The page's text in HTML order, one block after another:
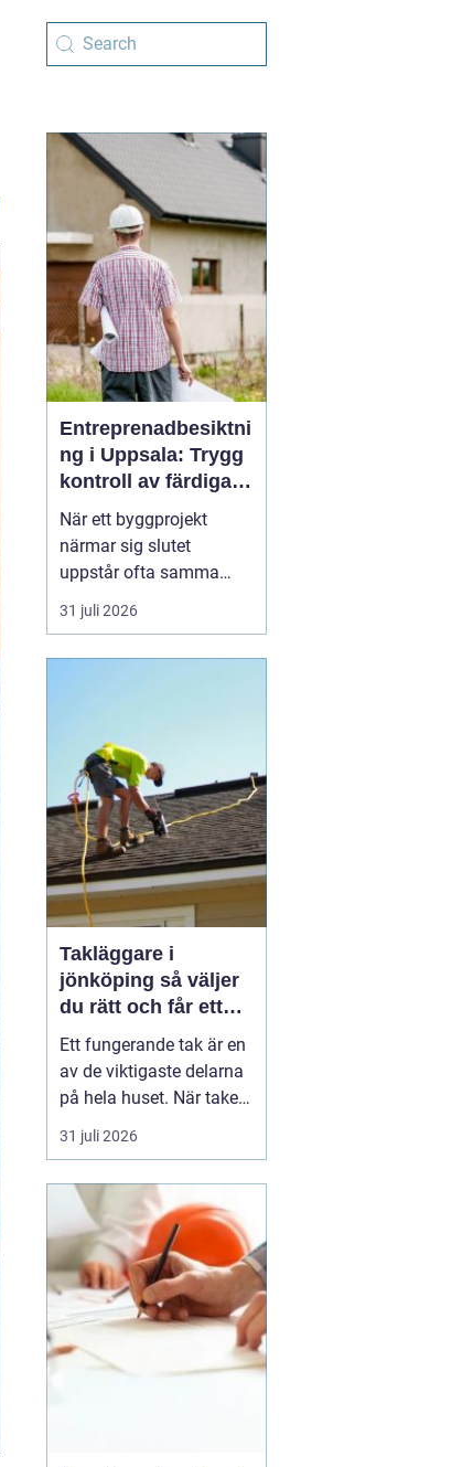
Entreprenadbesiktni
ng i Uppsala: Trygg
kontroll av färdiga
byggprojekt
När ett byggprojekt
närmar sig slutet
uppstår ofta samma
fråga: är entreprenaden
verkligen utförd så som
ger ett tydligt svar.
Genom en strukturerad
genomgån...
31 juli 2026
Takläggare i
jönköping så väljer
du rätt och får ett
tak som håller
Ett fungerande tak är en
av de viktigaste delarna
på hela huset. När taket
börjar bli slitet påverkar
det både tryggheten,
värdet på huset. Därför
blir valetav takläggare i
Jönköping avg...
31 juli 2026